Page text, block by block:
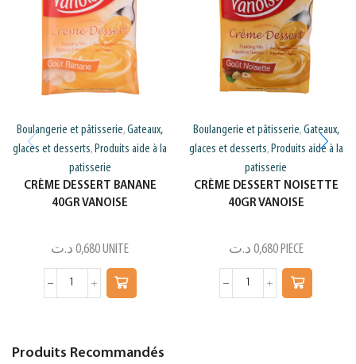
Boulangerie et pâtisserie,Gateaux,
glaces et desserts, Produits aide à la
patisserie
CRÈME DESSERT BANANE
40GR VANOISE
0,680 د.ت UNITE
Boulangerie et pâtisserie, Gateaux,
glaces et desserts, Produits aide à la
patisserie
CRÈME DESSERT NOISETTE
40GR VANOISE
0,680 د.ت PIECE
Produits Recommandés